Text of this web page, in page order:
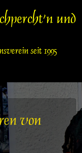
und
seit 1995
von